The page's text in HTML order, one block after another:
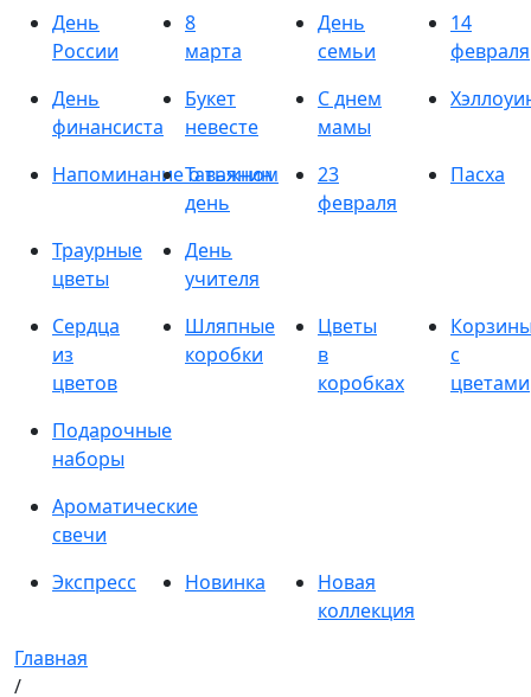
День
России
8
марта
День
семьи
14
февраля
День
финансиста
Букет
невесте
С днем
мамы
Напоминание о важном
Татьянин
день
23
февраля
Пасха
Траурные
цветы
День
учителя
Сердца
из
цветов
Шляпные
коробки
Цветы
в
коробках
с
цветами
Подарочные
наборы
Ароматические
свечи
Экспресс
Новинка
Новая
коллекция
Главная
/